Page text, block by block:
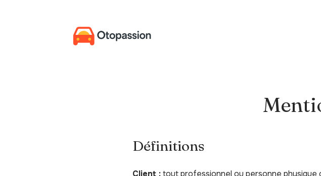
Définitions
Client :tout professionnel ou personne physique